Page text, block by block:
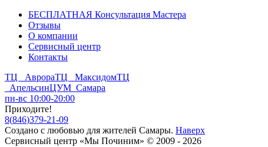
БЕСПЛАТНАЯ Консультация Мастера
Отзывы
О компании
Сервисный центр
Контакты
ТЦ АврораТЦ МаксидомТЦ
АпельсинЦУМ Самара
пн-вс 10:00-20:00
Приходите!
8(846)379-21-09
Создано с любовью для жителей Самары. Наверх
Сервисный центр «Мы Починим» © 2009 - 2026